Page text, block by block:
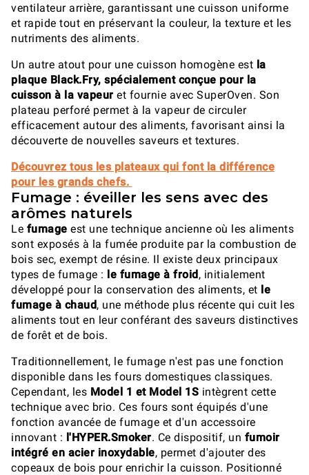
ventilateur arrière, garantissant une cuisson uniforme
et rapide tout en préservant la couleur, la texture et les
nutriments des aliments.
Un autre atout pour une cuisson homogène est la
plaque Black.Fry, spécialement conçue pour la
cuisson à la vapeur et fournie avec SuperOven. Son
plateau perforé permet à la vapeur de circuler
efficacement autour des aliments, favorisant ainsi la
découverte de nouvelles saveurs et textures.
Découvrez tous les plateaux qui font la différence
pour les grands chefs.
Fumage : éveiller les sens avec des
arômes naturels
Le fumage est une technique ancienne où les aliments
sont exposés à la fumée produite par la combustion de
bois sec, exempt de résine. Il existe deux principaux
types de fumage : le fumage à froid, initialement
développé pour la conservation des aliments, et le
fumage à chaud, une méthode plus récente qui cuit les
aliments tout en leur conférant des saveurs distinctives
de forêt et de bois.
Traditionnellement, le fumage n'est pas une fonction
disponible dans les fours domestiques classiques.
Cependant, les Model 1 et Model 1S intègrent cette
technique avec brio. Ces fours sont équipés d'une
fonction avancée de fumage et d'un accessoire
innovant : l'HYPER.Smoker. Ce dispositif, un fumoir
intégré en acier inoxydable, permet d'ajouter des
copeaux de bois pour enrichir la cuisson. Positionné